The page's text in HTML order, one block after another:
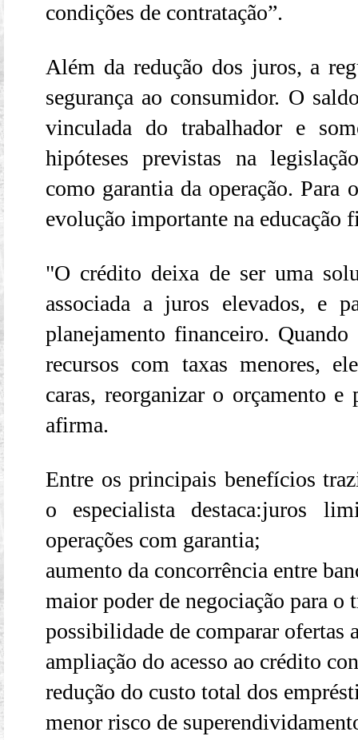
condições de contratação”.
Além da redução dos juros, a
segurança ao consumidor. O
vinculada do trabalhador e
hipóteses previstas na
como garantia da operação. Para
evolução importante na educação
"O crédito deixa de ser uma
associada a juros elevados, e
planejamento financeiro. Quando
recursos com taxas menores,
caras, reorganizar o orçamento e
afirma.
Entre os principais benefícios
o especialista destaca:juros
operações com garantia;
aumento da concorrência entre
maior poder de negociação para o
possibilidade de comparar ofertas
ampliação do acesso ao crédito
redução do custo total dos
menor risco de